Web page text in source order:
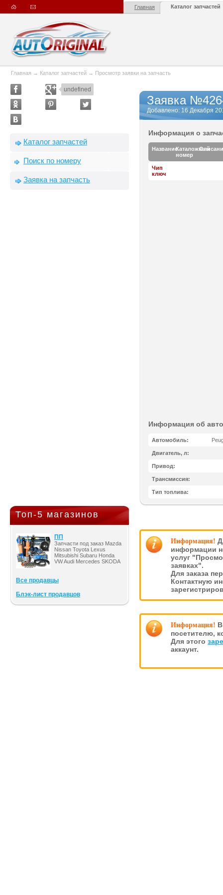
Главная Каталог запчастей
Главная → Каталог запчастей → Просмотр заявки на запчасть
undefined
Каталог запчастей
Поиск по номеру
Заявка на запчасть
Топ-5 магазинов
ПП
Запчасти под заказ Mazda
Nissan Toyota Lexus
Mitsubishi Subaru Honda
VW Audi Mercedes SKODA
Все продавцы
Блэк-лист продавцов
Заявка
Добавлено: 16 Декабря
Информация о
НазваниеКаталожный
номер
Чип
ключ
Информация об
Автомобиль:
Двигатель, л:
Привод:
Трансмиссия:
Тип топлива:
Информация!
информации
услуг
заявках".
Для заказа
Контактную
Информация!
посетителю,
Для этого
аккаунт.